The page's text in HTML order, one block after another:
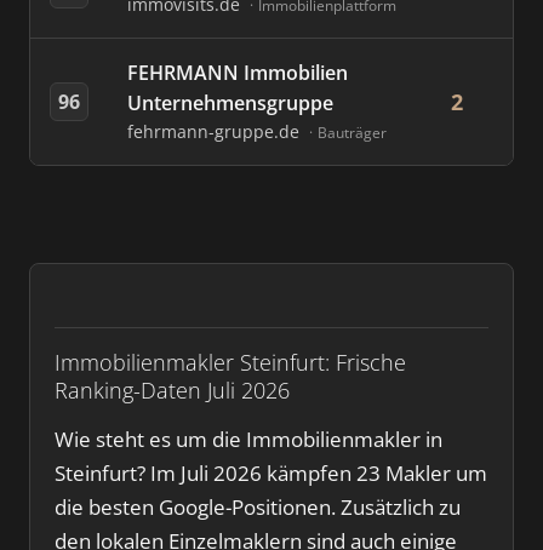
Immobilienmakler Steinfurt: Frische
Ranking-Daten Juli 2026
Wie steht es um die Immobilienmakler in
Steinfurt? Im Juli 2026 kämpfen 23 Makler um
die besten Google-Positionen. Zusätzlich zu
den lokalen Einzelmaklern sind auch einige
Immobilienplattform
96
FEHRMANN Immobilien
Unternehmensgruppe
fehrmann-gruppe.de Bauträger
2